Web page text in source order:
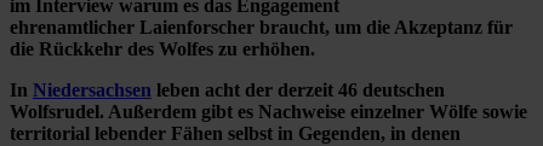
im Interview warum es das Engagement
ehrenamtlicher Laienforscher braucht, um die Akzeptanz für
die Rückkehr des Wolfes zu erhöhen.
In Niedersachsen leben acht der derzeit 46 deutschen
Wolfsrudel. Außerdem gibt es Nachweise einzelner Wölfe sowie
territorial lebender Fähen selbst in Gegenden, in denen